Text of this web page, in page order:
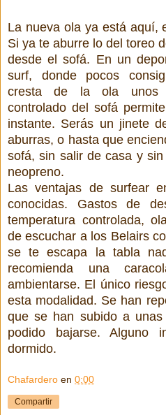
La nueva ola ya está aquí,
Si ya te aburre lo del toreo
desde el sofá. En un
surf, donde pocos
cresta de la ola unos
controlado del sofá
instante. Serás un jinete
aburras, o hasta que
sofá, sin salir de casa y
neopreno.
Las ventajas de surfear
conocidas. Gastos de
temperatura controlada,
de escuchar a los Belairs
se te escapa la tabla
recomienda una
ambientarse. El único
esta modalidad. Se han
que se han subido a
podido bajarse. Alguno
dormido.
Chafardero en 0:00
Compartir